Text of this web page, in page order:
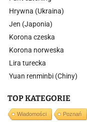
Hrywna (Ukraina)
Jen (Japonia)
Korona czeska
Korona norweska
Lira turecka
Yuan renminbi (Chiny)
TOP KATEGORIE
Wiadomości Poznań